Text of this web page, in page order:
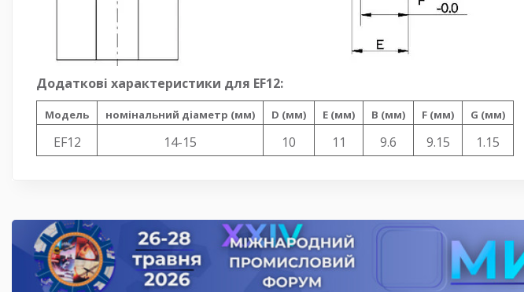
Додаткові характеристики для EF12:
Модель номінальний діаметр (мм) D (мм) E (мм) B (мм) F (мм) G (мм)
EF12 14-15 10 11 9.6 9.15 1.15